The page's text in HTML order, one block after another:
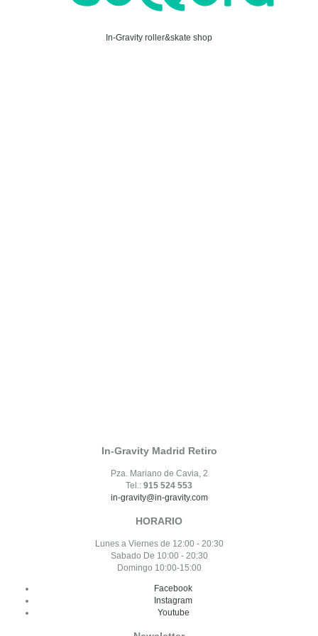
In-Gravity roller&skate shop
In-Gravity Madrid Retiro
Pza. Mariano de Cavia, 2
Tel.: 915 524 553
in-gravity@in-gravity.com
HORARIO
Lunes a Viernes de 12:00 - 20:30
Sabado De 10:00 - 20:30
Domingo 10:00-15:00
Facebook
Instagram
Youtube